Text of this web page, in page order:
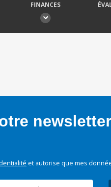
FINANCES
et autorise que mes